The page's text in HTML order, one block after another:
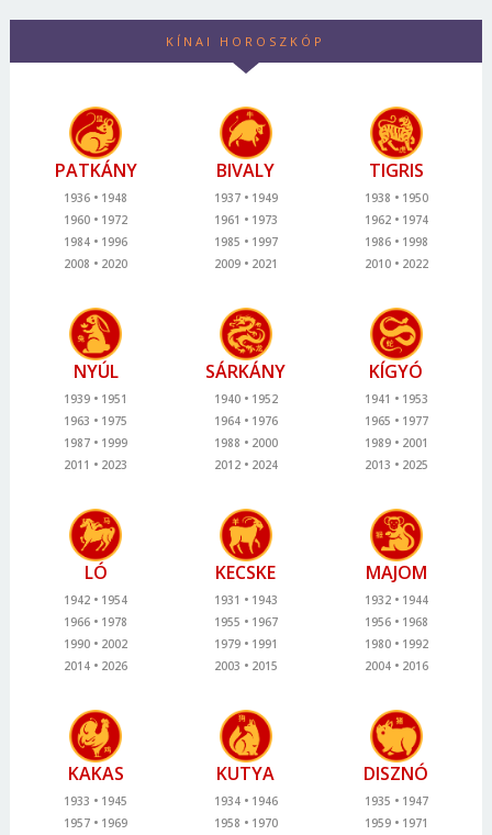
KÍNAI HOROSZKÓP
PATKÁNY
1936
1948
1960
1972
1984
1996
2008
2020
BIVALY
1937
1949
1961
1973
1985
1997
2009
2021
TIGRIS
1938
1950
1962
1974
1986
1998
2010
2022
NYÚL
1939
1951
1963
1975
1987
1999
2011
2023
SÁRKÁNY
1940
1952
1964
1976
1988
2000
2012
2024
KÍGYÓ
1941
1953
1965
1977
1989
2001
2013
2025
LÓ
1942
1954
1966
1978
1990
2002
2014
2026
KECSKE
1931
1943
1955
1967
1979
1991
2003
2015
MAJOM
1932
1944
1956
1968
1980
1992
2004
2016
KAKAS
1933
1945
1957
1969
KUTYA
1934
1946
1958
1970
DISZNÓ
1935
1947
1959
1971